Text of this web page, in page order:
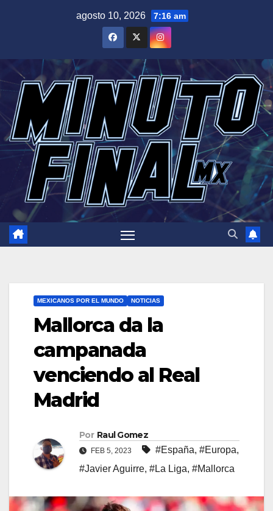
agosto 10, 2026 7:16 am
MEXICANOS POR EL MUNDO NOTICIAS
Mallorca da la
campanada
venciendo al Real
Madrid
Por Raul Gomez
FEB 5, 2023 #España, #Europa,
#Javier Aguirre, #La Liga, #Mallorca